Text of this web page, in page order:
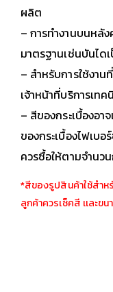
ผลิต
– การทำงานบนหลั
มาตรฐานเช่นบันได
– สำหรับการใช้งา
เจ้าหน้าที่บริการเท
– สีของกระเบื้องอ
ของกระเบื้องไฟเบอ
ควรซื้อให้ตามจำนว
*สีของรูปสินค้าใช้สำห
ลูกค้าควรเช็คสี เเละข